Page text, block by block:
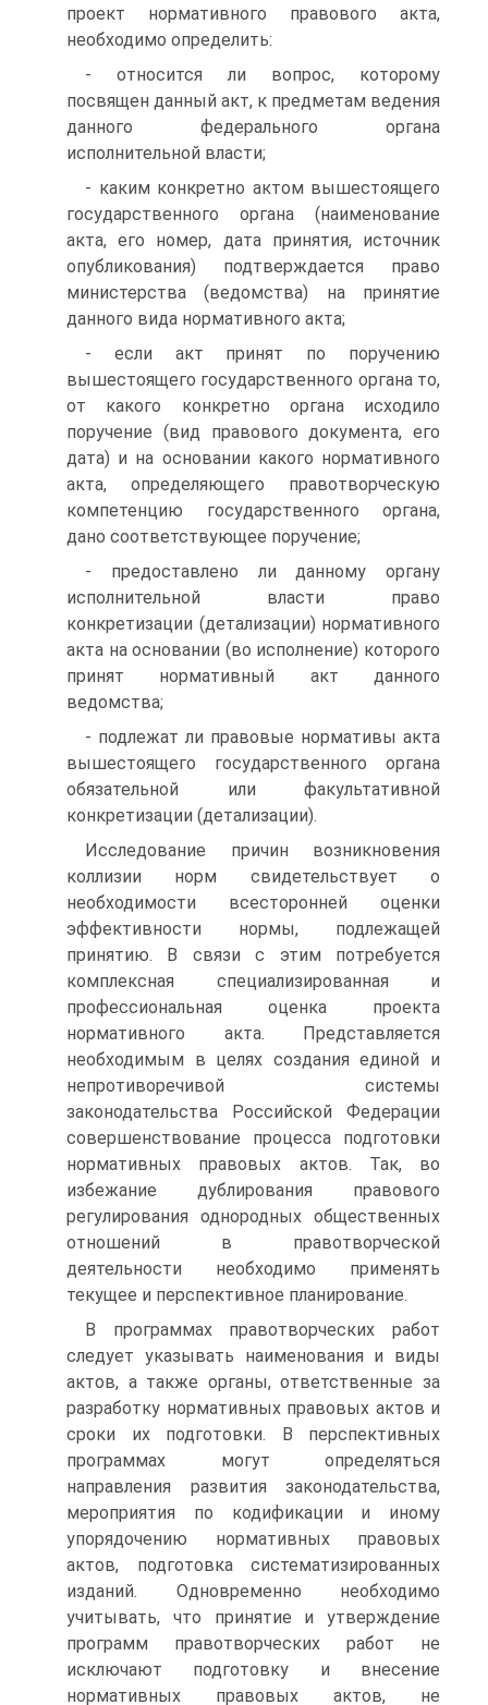
проект нормативного правового акта,
необходимо определить:
- относится ли вопрос, которому
посвящен данный акт, к предметам ведения
данного федерального органа
исполнительной власти;
- каким конкретно актом вышестоящего
государственного органа (наименование
акта, его номер, дата принятия, источник
опубликования) подтверждается право
министерства (ведомства) на принятие
данного вида нормативного акта;
- если акт принят по поручению
вышестоящего государственного органа то,
от какого конкретно органа исходило
поручение (вид правового документа, его
дата) и на основании какого нормативного
акта, определяющего правотворческую
компетенцию государственного органа,
дано соответствующее поручение;
- предоставлено ли данному органу
исполнительной власти право
конкретизации (детализации) нормативного
акта на основании (во исполнение) которого
принят нормативный акт данного
ведомства;
- подлежат ли правовые нормативы акта
вышестоящего государственного органа
обязательной или факультативной
конкретизации (детализации).
Исследование причин возникновения
коллизии норм свидетельствует о
необходимости всесторонней оценки
эффективности нормы, подлежащей
принятию. В связи с этим потребуется
комплексная специализированная и
профессиональная оценка проекта
нормативного акта. Представляется
необходимым в целях создания единой и
непротиворечивой системы
законодательства Российской Федерации
совершенствование процесса подготовки
нормативных правовых актов. Так, во
избежание дублирования правового
регулирования однородных общественных
отношений в правотворческой
деятельности необходимо применять
текущее и перспективное планирование.
В программах правотворческих работ
следует указывать наименования и виды
актов, а также органы, ответственные за
разработку нормативных правовых актов и
сроки их подготовки. В перспективных
программах могут определяться
направления развития законодательства,
мероприятия по кодификации и иному
упорядочению нормативных правовых
актов, подготовка систематизированных
изданий. Одновременно необходимо
учитывать, что принятие и утверждение
программ правотворческих работ не
исключают подготовку и внесение
нормативных правовых актов, не